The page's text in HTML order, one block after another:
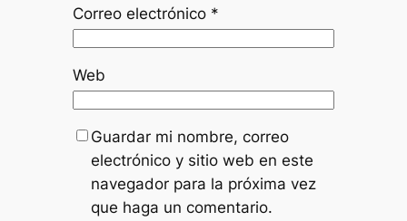
Correo electrónico *
Web
Guardar mi nombre, correo
electrónico y sitio web en este
navegador para la próxima vez
que haga un comentario.